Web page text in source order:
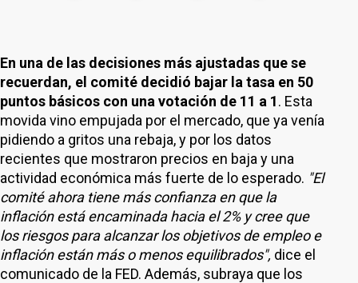
En una de las decisiones más ajustadas que se
recuerdan, el comité decidió bajar la tasa en 50
puntos básicos con una votación de 11 a 1. Esta
movida vino empujada por el mercado, que ya venía
pidiendo a gritos una rebaja, y por los datos
recientes que mostraron precios en baja y una
actividad económica más fuerte de lo esperado. "El
comité ahora tiene más confianza en que la
inflación está encaminada hacia el 2% y cree que
los riesgos para alcanzar los objetivos de empleo e
inflación están más o menos equilibrados", dice el
comunicado de la FED. Además, subraya que los